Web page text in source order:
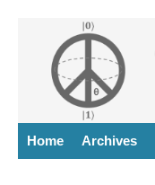
Home Archives